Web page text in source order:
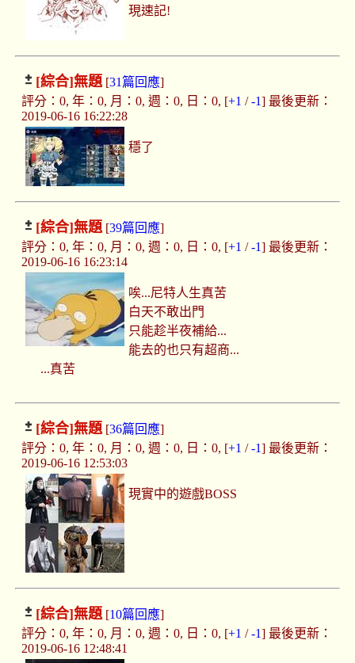
現速記!
[綜合]無題[31篇回應]
評分：0, 年：0, 月：0, 週：0, 日：0, [+1 /-1] 最後更新：
2019-06-16 16:22:28
穩了
[綜合]無題[39篇回應]
評分：0, 年：0, 月：0, 週：0, 日：0, [+1 /-1] 最後更新：
2019-06-16 16:23:14
唉...尼特人生真苦
白天不敢出門
只能趁半夜補給...
能去的也只有超商...
...真苦
[綜合]無題[36篇回應]
評分：0, 年：0, 月：0, 週：0, 日：0, [+1 /-1] 最後更新：
2019-06-16 12:53:03
現實中的遊戲BOSS
[綜合]無題[10篇回應]
評分：0, 年：0, 月：0, 週：0, 日：0, [+1 /-1] 最後更新：
2019-06-16 12:48:41